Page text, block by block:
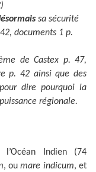
sa sécurité
documents 1 p.
de Castex p. 47,
p. 42 ainsi que des
dire pourquoi la
régionale.
l’Océan Indien (74
, oumare indicum, et